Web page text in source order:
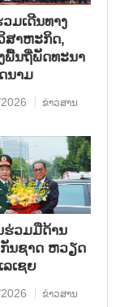
ມ​ເດີນ​ທາງ​
ສາ​ຫະ​ກ​ິດ,
ພື້ນ​ຖີ່​ພັດ​ທະ​ນາ​
ນາມ
ຂ່າວສານ
ຮ່ວມ​ມື​ດ້ານ​
ນ​ຊາດ ຫວຽດ​
ລ​ເຊຍ
ຂ່າວສານ